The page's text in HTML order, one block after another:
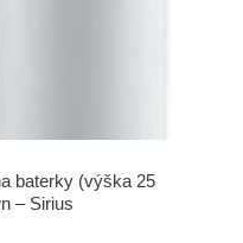
baterky (výška 25
– Sirius